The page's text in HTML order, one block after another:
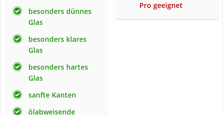
besonders dünnes
Glas
besonders klares
Glas
besonders hartes
Glas
sanfte Kanten
ölabweisende
Pro geeignet